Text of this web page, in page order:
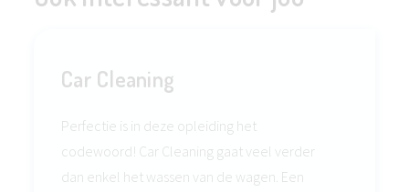
Car Cleaning
Perfectie is in deze opleiding het
codewoord! Car Cleaning gaat veel verder
dan enkel het wassen van de wagen. Een